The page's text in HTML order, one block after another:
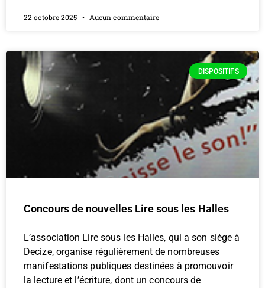
22 octobre 2025 Aucun commentaire
DISPOSITIFS
Concours de nouvelles Lire sous les Halles
L’association Lire sous les Halles, qui a son siège à
Decize, organise régulièrement de nombreuses
manifestations publiques destinées à promouvoir
la lecture et l’écriture, dont un concours de